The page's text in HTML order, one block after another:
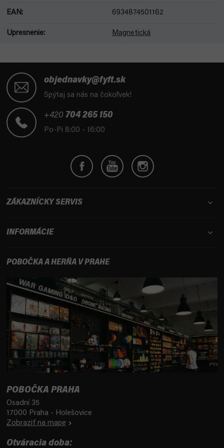
EAN: 6934874501162
Upresnenie: Magnetická
objednavky@fyft.sk
Spýtaj sa nás na čokoľvek!
+420 704 265 150
Po-Pi 8:00 - 16:00
ZÁKAZNÍCKY SERVIS
INFORMÁCIE
POBOČKA A HERŇA V PRAHE
POBOČKA PRAHA
Osadní 35
17000 Praha - Holešovice
Zobraziť na mape
Otváracia doba: